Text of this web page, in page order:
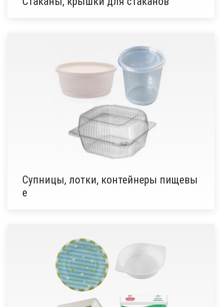
Супницы, лотки, контейнеры пищевы
е